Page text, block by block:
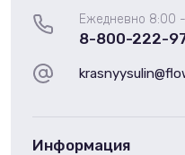
Ежедневно 8:00
8-800-222-
Информация